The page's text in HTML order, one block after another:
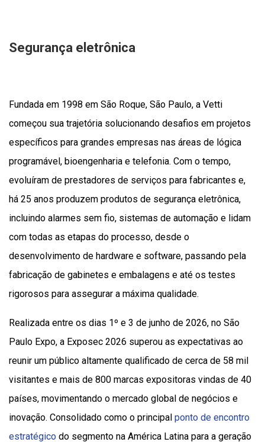
Segurança eletrônica
Fundada em 1998 em São Roque, São Paulo, a Vetti
começou sua trajetória solucionando desafios em projetos
específicos para grandes empresas nas áreas de lógica
programável, bioengenharia e telefonia. Com o tempo,
evoluíram de prestadores de serviços para fabricantes e,
há 25 anos produzem produtos de segurança eletrônica,
incluindo alarmes sem fio, sistemas de automação e lidam
com todas as etapas do processo, desde o
desenvolvimento de hardware e software, passando pela
fabricação de gabinetes e embalagens e até os testes
rigorosos para assegurar a máxima qualidade.
Realizada entre os dias 1º e 3 de junho de 2026, no São
Paulo Expo, a Exposec 2026 superou as expectativas ao
reunir um público altamente qualificado de cerca de 58 mil
visitantes e mais de 800 marcas expositoras vindas de 40
países, movimentando o mercado global de negócios e
inovação. Consolidado como o principal ponto de encontro
estratégico do segmento na América Latina para a geração